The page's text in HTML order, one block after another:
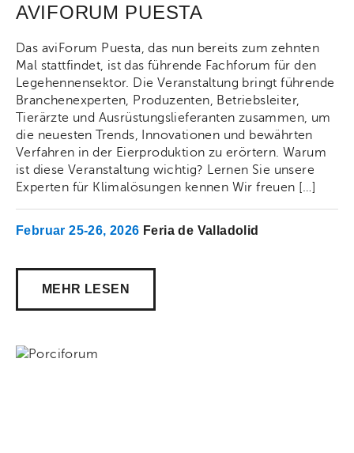
AVIFORUM PUESTA
Das aviForum Puesta, das nun bereits zum zehnten
Mal stattfindet, ist das führende Fachforum für den
Legehennensektor. Die Veranstaltung bringt führende
Branchenexperten, Produzenten, Betriebsleiter,
Tierärzte und Ausrüstungslieferanten zusammen, um
die neuesten Trends, Innovationen und bewährten
Verfahren in der Eierproduktion zu erörtern. Warum
ist diese Veranstaltung wichtig? Lernen Sie unsere
Experten für Klimalösungen kennen Wir freuen […]
Februar 25-26, 2026 Feria de Valladolid
MEHR LESEN